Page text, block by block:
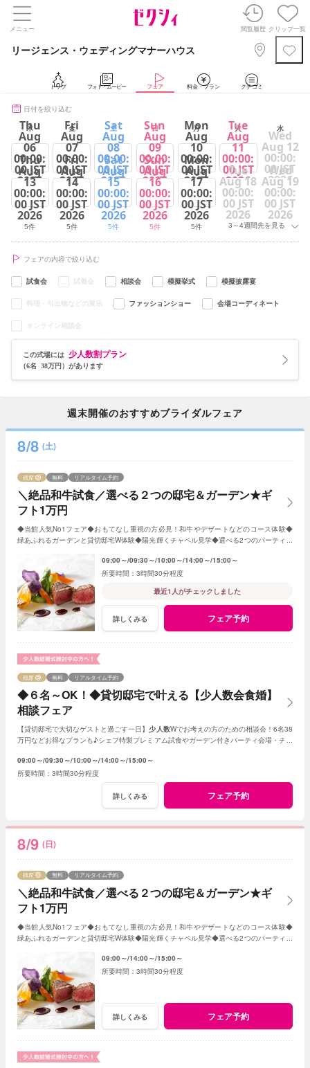
メニュー 閲覧履歴 クリップ一覧
リージェンス・ウェディングマナーハウス
トップ フォト・ムービー フェア 料金・プラン クチコミ
日付を絞り込む
木 金 土 日 月 火 水
Thu
Aug
06
00:00:
00 JST
2026
5件
Fri
Aug
07
00:00:
00 JST
2026
5件
Sat
Aug
08
00:00:
00 JST
2026
5件
Sun
Aug
09
00:00:
00 JST
2026
5件
Mon
Aug
10
00:00:
00 JST
2026
5件
Tue
Aug
11
00:00:
00 JST
2026
5件
Wed
Aug 12
00:00:
00 JST
2026
Thu
Aug
13
00:00:
00 JST
2026
5件
Fri
Aug
14
00:00:
00 JST
2026
5件
Sat
Aug
15
00:00:
00 JST
2026
5件
Sun
Aug
16
00:00:
00 JST
2026
5件
Mon
Aug
17
00:00:
00 JST
2026
5件
Tue
Aug 18
00:00:
00 JST
2026
Wed
Aug 19
00:00:
00 JST
2026
3～4週間先を見る
フェアの内容で絞り込む
試食会 試着会 相談会 模擬挙式 模擬披露宴
料理・引出物などの展示 ファッションショー 会場コーディネート
オンライン相談会
この式場には 少人数割プラン
（6名 38万円）があります
週末開催のおすすめブライダルフェア
8/8 (土)
＼絶品和牛試食／選べる２つの邸宅＆ガーデン★ギ
フト1万円
残席 無料 リアルタイム予約
◆当館人気No1フェア◆おもてなし重視の方必見！和牛やデザートなどのコース体験◆
緑あふれるガーデンと貸切邸宅W体験◆陽光輝くチャペル見学◆選べる2つのパーティ会
09:00～ 09:30～ 10:00～ 14:00～ 15:00～
3時間30分程度
最近1人がチェックしました
詳しくみる フェア予約
◆６名～OK！◆貸切邸宅で叶える【少人数会食婚】
相談フェア
残席 無料 リアルタイム予約
【貸切邸宅で大切なゲストと過ごす一日】少人数Wでお考えの方のための相談会！6名38
万円などお得なプランも♪シェフ特製プレミアム試食やガーデン付きパーティ会場・チャ
09:00～ 09:30～ 10:00～ 14:00～ 15:00～
3時間30分程度
詳しくみる フェア予約
8/9 (日)
＼絶品和牛試食／選べる２つの邸宅＆ガーデン★ギ
フト1万円
残席 無料 リアルタイム予約
◆当館人気No1フェア◆おもてなし重視の方必見！和牛やデザートなどのコース体験◆
緑あふれるガーデンと貸切邸宅W体験◆陽光輝くチャペル見学◆選べる2つのパーティ会
09:00～ 14:00～ 15:00～
3時間30分程度
詳しくみる フェア予約